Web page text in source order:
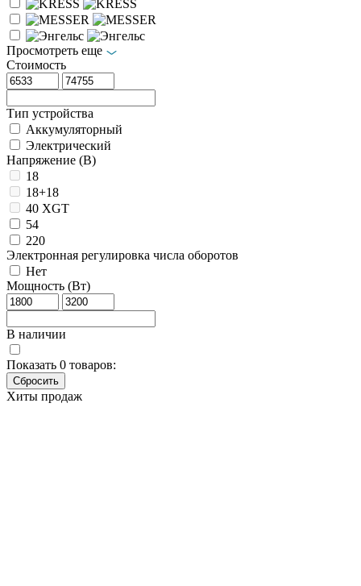
Просмотреть еще
Стоимость
Тип устройства
Аккумуляторный
Электрический
Напряжение (В)
18
18+18
40 XGT
54
220
Электронная регулировка числа оборотов
Нет
Мощность (Вт)
В наличии
Показать 0 товаров:
Хиты продаж